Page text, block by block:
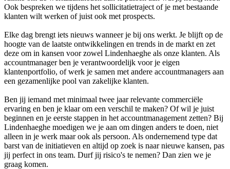
Ook bespreken we tijdens het sollicitatietraject of je met bestaande
klanten wilt werken of juist ook met prospects.
Elke dag brengt iets nieuws wanneer je bij ons werkt. Je blijft op de
hoogte van de laatste ontwikkelingen en trends in de markt en zet
deze om in kansen voor zowel Lindenhaeghe als onze klanten. Als
accountmanager ben je verantwoordelijk voor je eigen
klantenportfolio, of werk je samen met andere accountmanagers aan
een gezamenlijke pool van zakelijke klanten.
Ben jij iemand met minimaal twee jaar relevante commerciële
ervaring en ben je klaar om een verschil te maken? Of wil je juist
beginnen en je eerste stappen in het accountmanagement zetten? Bij
Lindenhaeghe moedigen we je aan om dingen anders te doen, niet
alleen in je werk maar ook als persoon. Als ondernemend type dat
barst van de initiatieven en altijd op zoek is naar nieuwe kansen, pas
jij perfect in ons team. Durf jij risico's te nemen? Dan zien we je
graag komen.